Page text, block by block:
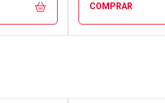
COMPRAR